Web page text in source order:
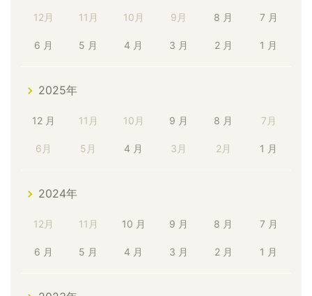
12月 11月 10月 9月 8 月 7 月
6 月 5 月 4 月 3 月 2 月 1 月
2025年
12 月 11月 10月 9 月 8 月 7月
6月 5月 4 月 3月 2月 1 月
2024年
12月 11月 10 月 9 月 8 月 7 月
6 月 5 月 4 月 3 月 2 月 1 月